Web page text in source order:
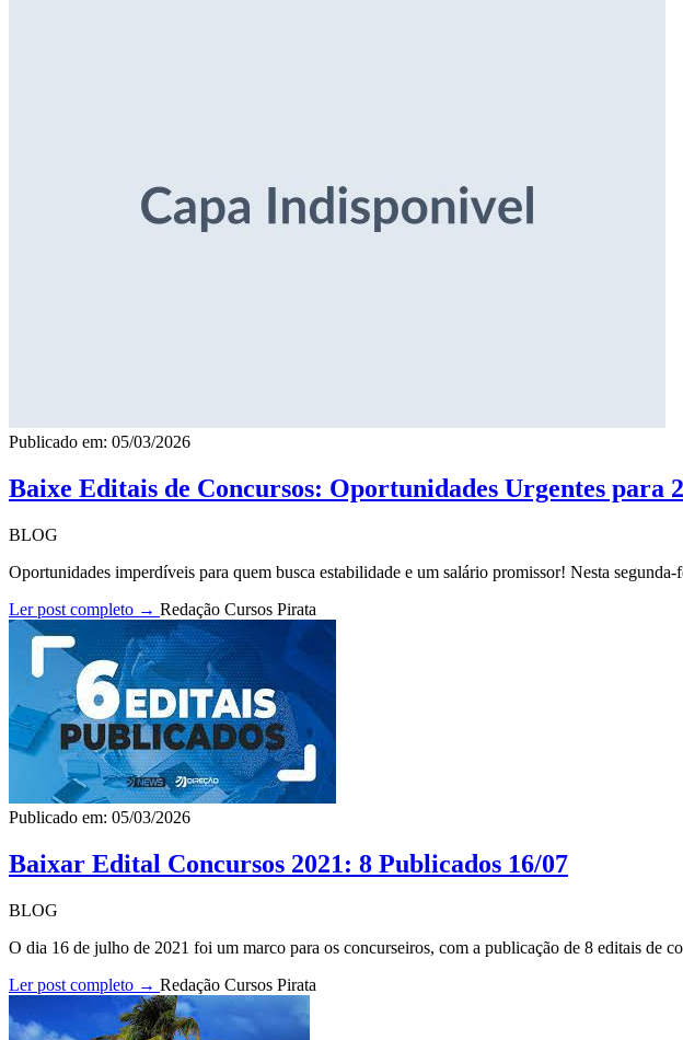
Publicado em: 05/03/2026
Baixe Editais de Concursos: Oportunidades Urgentes para
BLOG
Oportunidades imperdíveis para quem busca estabilidade e um salário promissor! Nesta
Ler post completo → Redação Cursos Pirata
Publicado em: 05/03/2026
Baixar Edital Concursos 2021: 8 Publicados 16/07
BLOG
O dia 16 de julho de 2021 foi um marco para os concurseiros, com a publicação de 8 editais de
Ler post completo → Redação Cursos Pirata